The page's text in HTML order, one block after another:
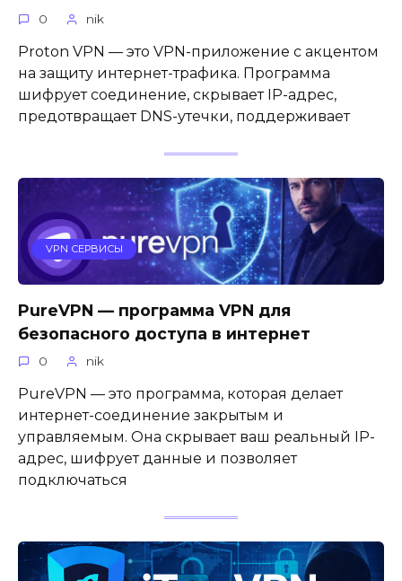
0 nik
Proton VPN — это VPN-приложение с акцентом
на защиту интернет-трафика. Программа
шифрует соединение, скрывает IP-адрес,
предотвращает DNS-утечки, поддерживает
VPN СЕРВИСЫ
PureVPN — программа VPN для
безопасного доступа в интернет
0 nik
PureVPN — это программа, которая делает
интернет-соединение закрытым и
управляемым. Она скрывает ваш реальный IP-
адрес, шифрует данные и позволяет
подключаться